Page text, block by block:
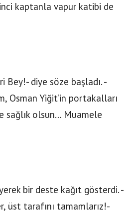
kaptanla vapur katibi de
Bey!- diye söze başladı. -
Osman Yiğit’in portakalları
sağlık olsun… Muamele
bir deste kağıt gösterdi. -
üst tarafını tamamlarız!-